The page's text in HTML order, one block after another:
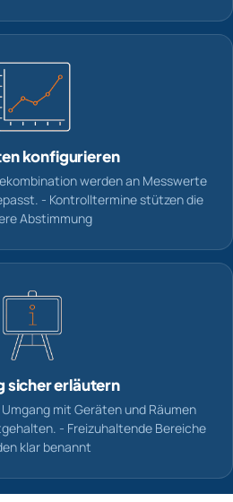
konfigurieren
werden an Messwerte
- Kontrolltermine stützen die
Abstimmung
sicher erläutern
mit Geräten und Räumen
- Freizuhaltende Bereiche
klar benannt